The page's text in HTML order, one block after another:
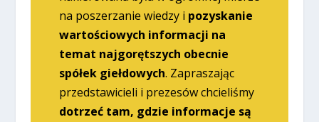
na poszerzanie wiedzy i pozyskanie
wartościowych informacji na
temat najgorętszych obecnie
spółek giełdowych. Zapraszając
przedstawicieli i prezesów chcieliśmy
dotrzeć tam, gdzie informacje są